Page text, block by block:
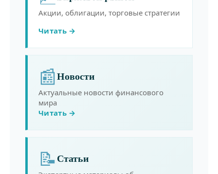
Акции, облигации, торговые стратегии
Читать →
📰Новости
Актуальные новости финансового
мира
Читать →
📝Статьи